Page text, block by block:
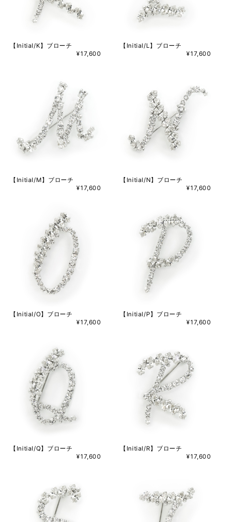
【Initial/K】ブローチ
¥17,600
【Initial/L】ブローチ
¥17,600
【Initial/M】ブローチ
¥17,600
【Initial/N】ブローチ
¥17,600
【Initial/O】ブローチ
¥17,600
【Initial/P】ブローチ
¥17,600
【Initial/Q】ブローチ
¥17,600
【Initial/R】ブローチ
¥17,600